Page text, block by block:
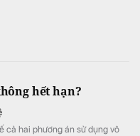
hết hạn?
cả hai phương án sử dụng vô